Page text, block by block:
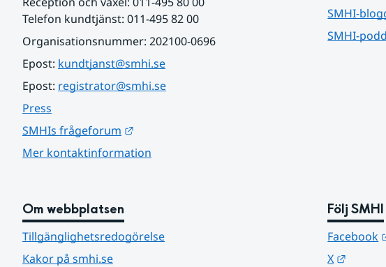
Telefon kundtjänst: 011-495 82 00
Organisationsnummer: 202100-0696
Epost: kundtjanst@smhi.se
Epost: registrator@smhi.se
Press
SMHIs frågeforum
Mer kontaktinformation
SMHI-
SMHI-
Om webbplatsen
Tillgänglighetsredogörelse
Kakor på smhi.se
Följ SMHI
Facebook
X